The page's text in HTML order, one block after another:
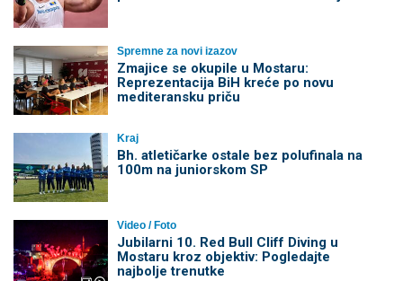
Spremne za novi izazov
Zmajice se okupile u Mostaru:
Reprezentacija BiH kreće po novu
mediteransku priču
Kraj
Bh. atletičarke ostale bez polufinala na
100m na juniorskom SP
Video / Foto
Jubilarni 10. Red Bull Cliff Diving u
Mostaru kroz objektiv: Pogledajte
najbolje trenutke